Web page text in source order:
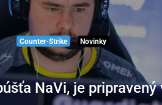
Counter-Strike Novinky
NaVi, je